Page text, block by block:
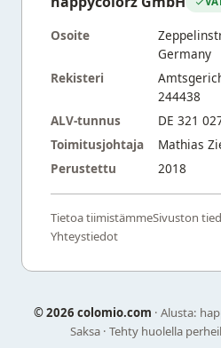
Osoite
Germany
Rekisteri
244438
ALV-tunnus
DE 321
Toimitusjohtaja
Mathias
Perustettu
2018
Tietoa tiimistämmeSivuston
Yhteystiedot
©2026 colomio.com · Alusta:
Saksa · Tehty huolella